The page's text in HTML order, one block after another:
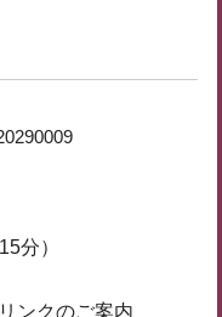
分）
ンクのご案内